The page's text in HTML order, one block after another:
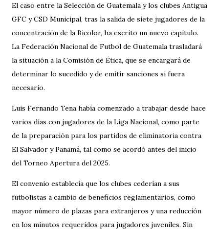
El caso entre la Selección de Guatemala y los clubes Antigua
GFC y CSD Municipal, tras la salida de siete jugadores de la
concentración de la Bicolor, ha escrito un nuevo capítulo.
La Federación Nacional de Futbol de Guatemala trasladará
la situación a la Comisión de Ética, que se encargará de
determinar lo sucedido y de emitir sanciones si fuera
necesario.
Luis Fernando Tena había comenzado a trabajar desde hace
varios días con jugadores de la Liga Nacional, como parte
de la preparación para los partidos de eliminatoria contra
El Salvador y Panamá, tal como se acordó antes del inicio
del Torneo Apertura del 2025.
El convenio establecía que los clubes cederían a sus
futbolistas a cambio de beneficios reglamentarios, como
mayor número de plazas para extranjeros y una reducción
en los minutos requeridos para jugadores juveniles. Sin